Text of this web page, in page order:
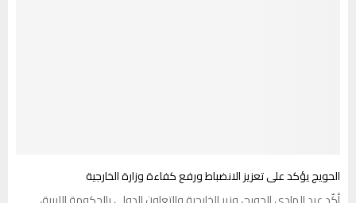
الحويج يؤكد على تعزيز الانضباط ورفع كفاءة وزارة الخارجية